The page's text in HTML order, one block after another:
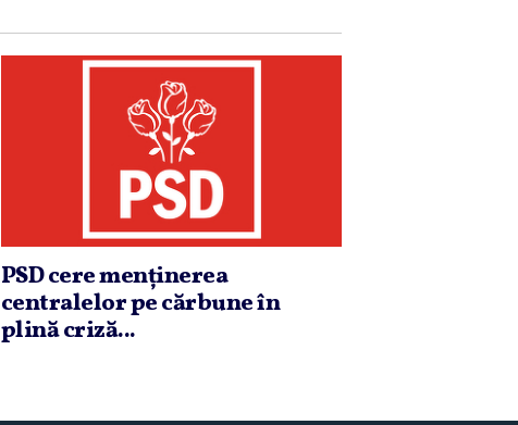
PSD cere menţinerea
centralelor pe cărbune în
plină criză...